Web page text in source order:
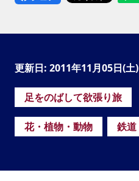
更新日: 2011年11月05日(土)
足をのばして欲張り旅
花・植物・動物 鉄道